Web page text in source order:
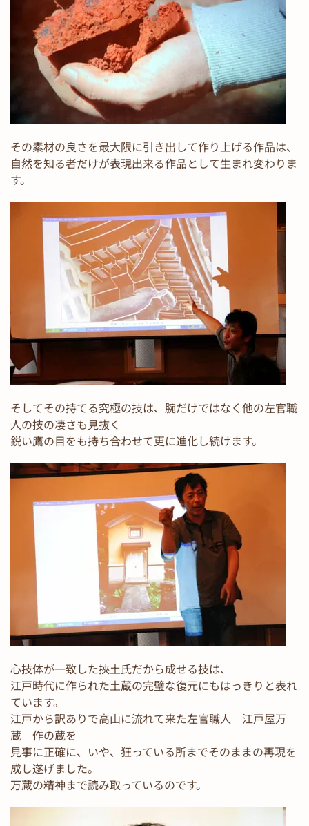
その素材の良さを最大限に引き出して作り上げる作品は、
自然を知る者だけが表現出来る作品として生まれ変わりま
す。
そしてその持てる究極の技は、腕だけではなく他の左官職
人の技の凄さも見抜く
鋭い鷹の目をも持ち合わせて更に進化し続けます。
心技体が一致した挾土氏だから成せる技は、
江戸時代に作られた土蔵の完璧な復元にもはっきりと表れ
ています。
江戸から訳ありで高山に流れて来た左官職人 江戸屋万
蔵 作の蔵を
見事に正確に、いや、狂っている所までそのままの再現を
成し遂げました。
万蔵の精神まで読み取っているのです。